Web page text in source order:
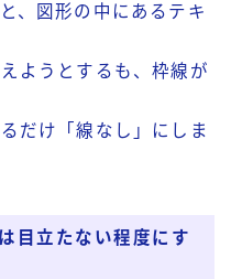
、図形の中にあるテキ
ようとするも、枠線が
だけ「線なし」にしま
目立たない程度にす